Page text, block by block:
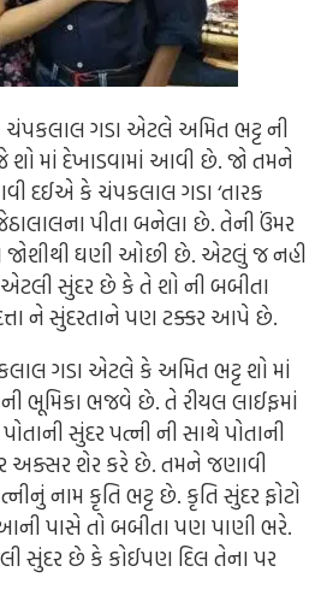
ગડા એટલે અમિત ભટ્ટ ની
માં દેખાડવામાં આવી છે. જો તમને
દઈએ કે ચંપકલાલ ગડા ‘તારક
પીતા બનેલા છે. તેની ઉંમર
જોશીથી ઘણી ઓછી છે. એટલું જ નહી
સુંદર છે કે તે શો ની બબીતા
ને સુંદરતાને પણ ટક્કર આપે છે.
ગડા એટલે કે અમિત ભટ્ટ શો માં
ભૂમિકા ભજવે છે. તે રીયલ લાઈફમાં
સુંદર પત્ની ની સાથે પોતાની
અક્સર શેર કરે છે. તમને જણાવી
નામ કૃતિ ભટ્ટ છે. કૃતિ સુંદર ફોટો
પાસે તો બબીતા પણ પાણી ભરે.
સુંદર છે કે કોઈપણ દિલ તેના પર